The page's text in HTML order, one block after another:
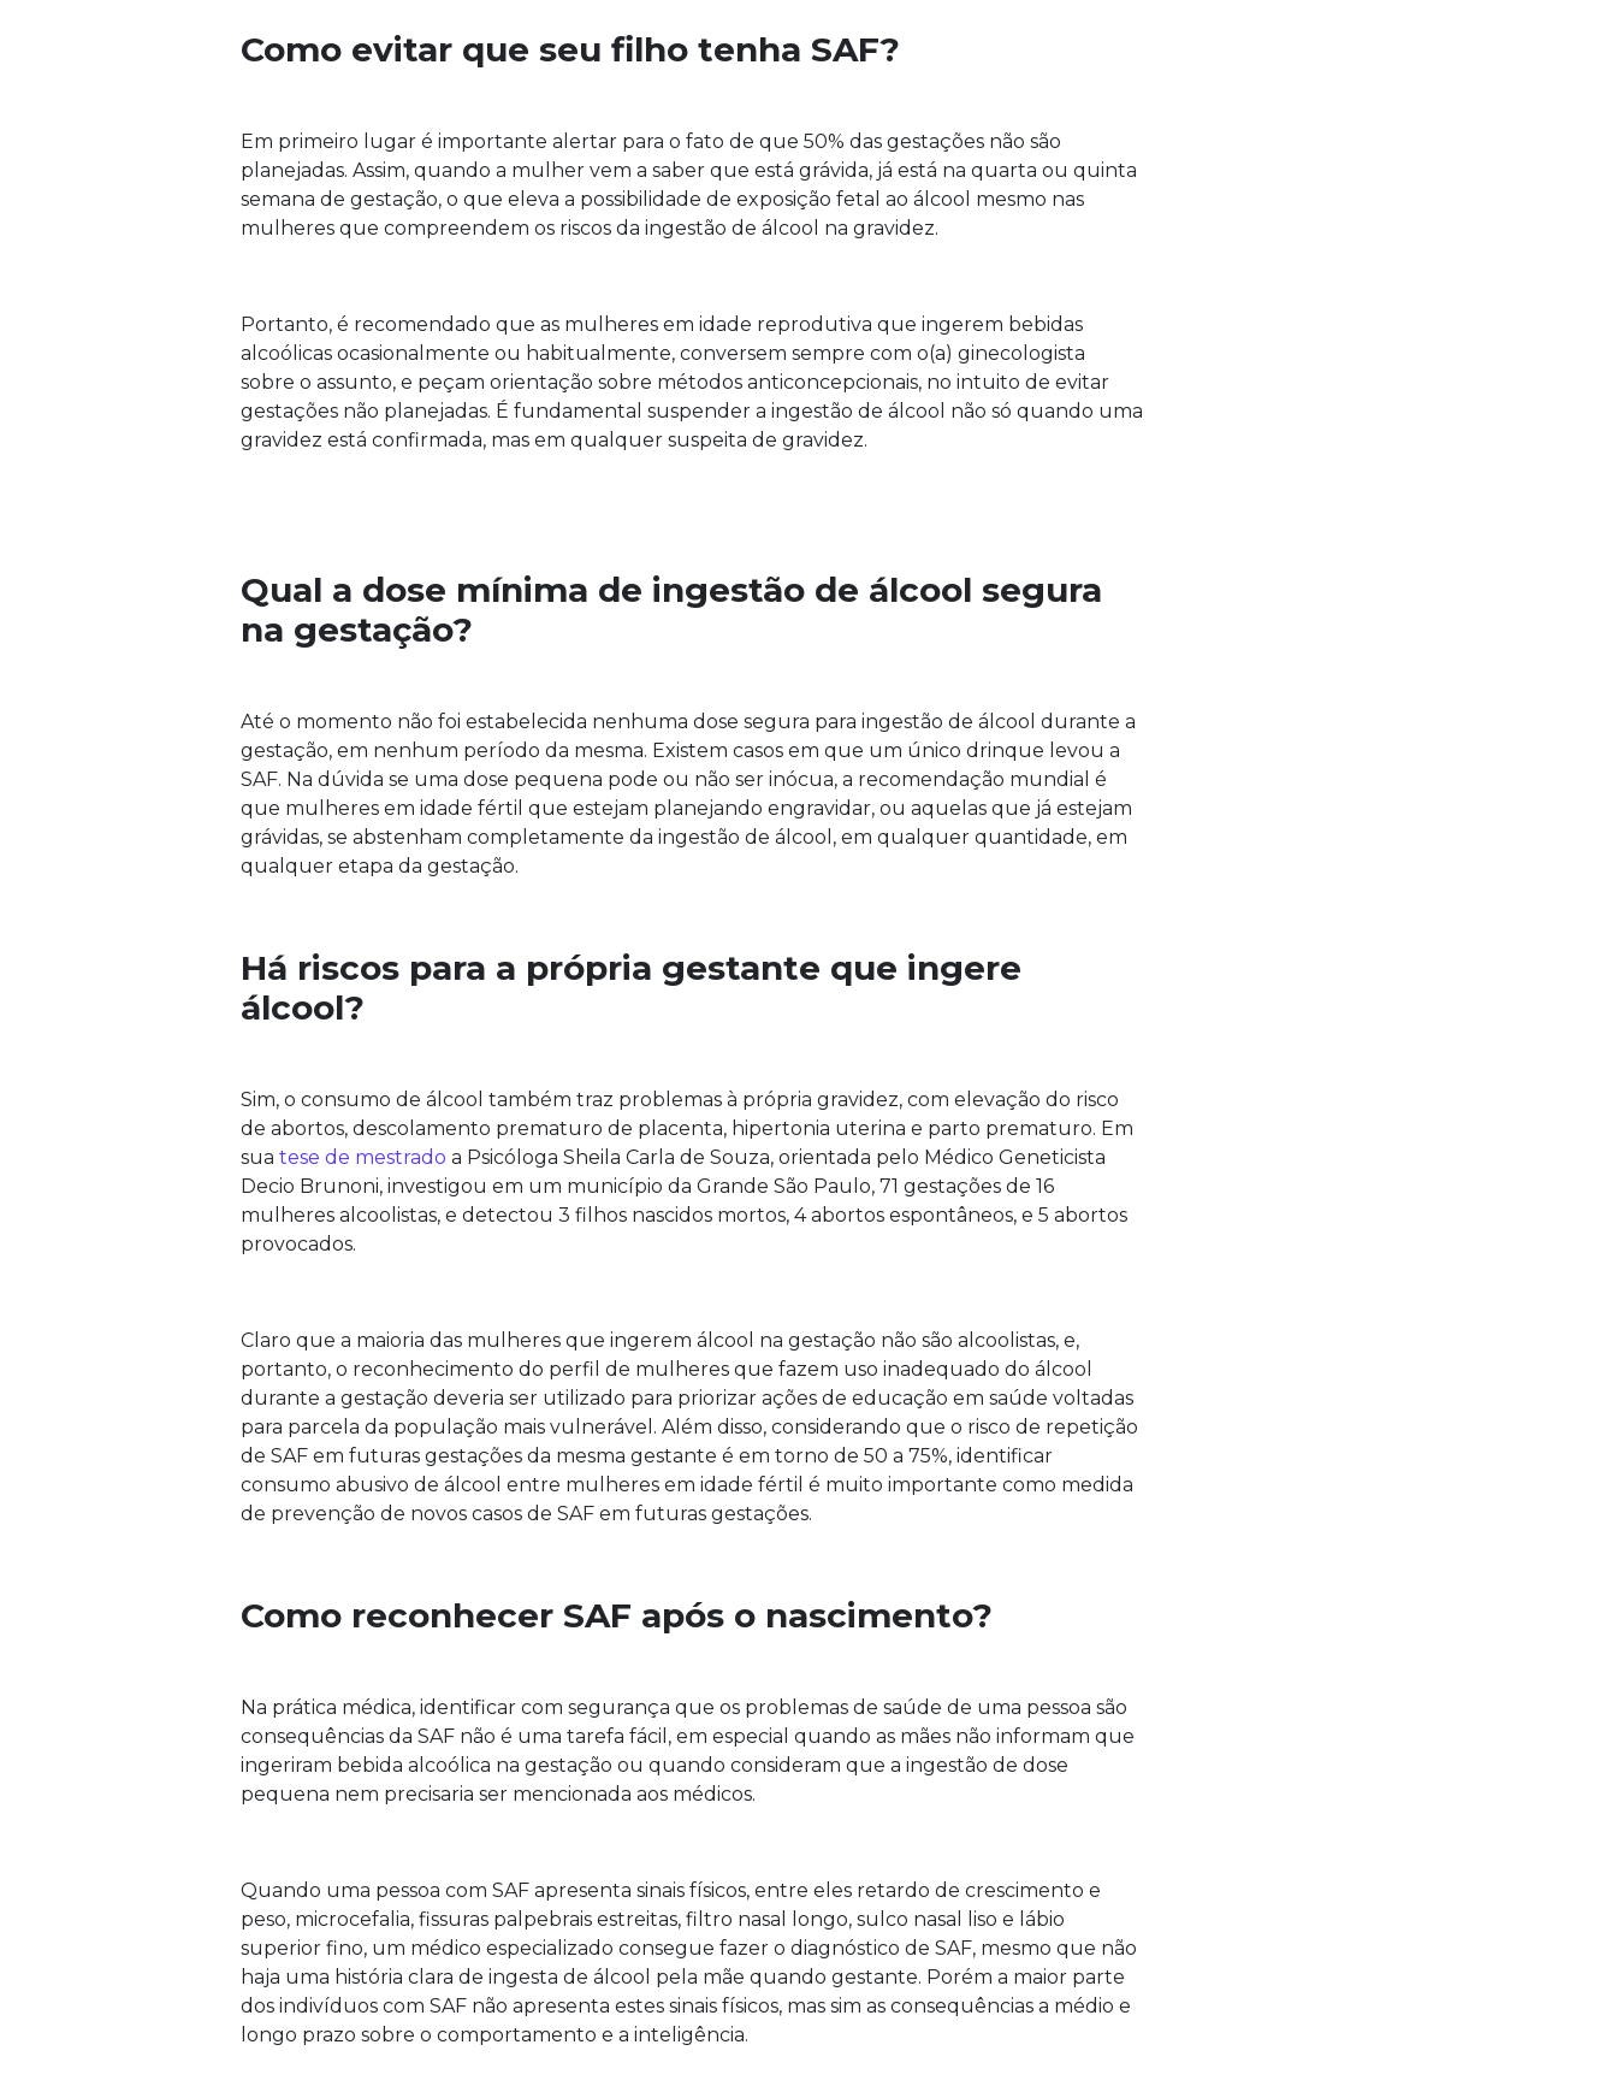
Como evitar que seu filho tenha SAF?
Em primeiro lugar é importante alertar para o fato de que 50% das gestações não são
planejadas. Assim, quando a mulher vem a saber que está grávida, já está na quarta ou quinta
semana de gestação, o que eleva a possibilidade de exposição fetal ao álcool mesmo nas
mulheres que compreendem os riscos da ingestão de álcool na gravidez.
Portanto, é recomendado que as mulheres em idade reprodutiva que ingerem bebidas
alcoólicas ocasionalmente ou habitualmente, conversem sempre com o(a) ginecologista
sobre o assunto, e peçam orientação sobre métodos anticoncepcionais, no intuito de evitar
gestações não planejadas. É fundamental suspender a ingestão de álcool não só quando uma
gravidez está confirmada, mas em qualquer suspeita de gravidez.
Qual a dose mínima de ingestão de álcool segura
na gestação?
Até o momento não foi estabelecida nenhuma dose segura para ingestão de álcool durante a
gestação, em nenhum período da mesma. Existem casos em que um único drinque levou a
SAF. Na dúvida se uma dose pequena pode ou não ser inócua, a recomendação mundial é
que mulheres em idade fértil que estejam planejando engravidar, ou aquelas que já estejam
grávidas, se abstenham completamente da ingestão de álcool, em qualquer quantidade, em
qualquer etapa da gestação.
Há riscos para a própria gestante que ingere
álcool?
Sim, o consumo de álcool também traz problemas à própria gravidez, com elevação do risco
de abortos, descolamento prematuro de placenta, hipertonia uterina e parto prematuro. Em
sua tese de mestrado a Psicóloga Sheila Carla de Souza, orientada pelo Médico Geneticista
Decio Brunoni, investigou em um município da Grande São Paulo, 71 gestações de 16
mulheres alcoolistas, e detectou 3 filhos nascidos mortos, 4 abortos espontâneos, e 5 abortos
provocados.
Claro que a maioria das mulheres que ingerem álcool na gestação não são alcoolistas, e,
portanto, o reconhecimento do perfil de mulheres que fazem uso inadequado do álcool
durante a gestação deveria ser utilizado para priorizar ações de educação em saúde voltadas
para parcela da população mais vulnerável. Além disso, considerando que o risco de repetição
de SAF em futuras gestações da mesma gestante é em torno de 50 a 75%, identificar
consumo abusivo de álcool entre mulheres em idade fértil é muito importante como medida
de prevenção de novos casos de SAF em futuras gestações.
Como reconhecer SAF após o nascimento?
Na prática médica, identificar com segurança que os problemas de saúde de uma pessoa são
consequências da SAF não é uma tarefa fácil, em especial quando as mães não informam que
ingeriram bebida alcoólica na gestação ou quando consideram que a ingestão de dose
pequena nem precisaria ser mencionada aos médicos.
Quando uma pessoa com SAF apresenta sinais físicos, entre eles retardo de crescimento e
peso, microcefalia, fissuras palpebrais estreitas, filtro nasal longo, sulco nasal liso e lábio
superior fino, um médico especializado consegue fazer o diagnóstico de SAF, mesmo que não
haja uma história clara de ingesta de álcool pela mãe quando gestante. Porém a maior parte
dos indivíduos com SAF não apresenta estes sinais físicos, mas sim as consequências a médio e
longo prazo sobre o comportamento e a inteligência.